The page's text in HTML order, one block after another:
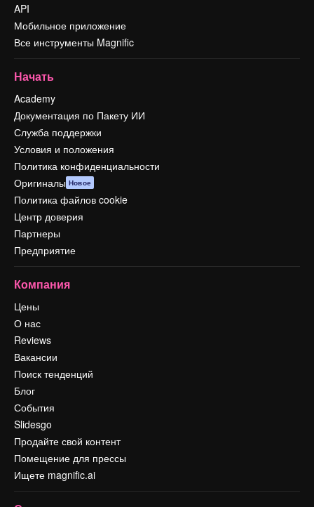
API
Мобильное приложение
Все инструменты Magnific
Начать
Academy
Документация по Пакету ИИ
Служба поддержки
Условия и положения
Политика конфиденциальности
Оригиналы Новое
Политика файлов cookie
Центр доверия
Партнеры
Предприятие
Компания
Цены
О нас
Reviews
Вакансии
Поиск тенденций
Блог
События
Slidesgo
Продайте свой контент
Помещение для прессы
Ищете magnific.ai